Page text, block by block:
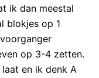
ik dan meestal
blokjes op 1
op 3-4 zetten.
en ik denk A